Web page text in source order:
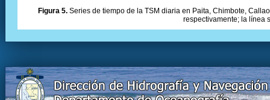
Figura 5. Series de tiempo de la TSM diaria en Paita, Chimbote,
respectivamente; la línea